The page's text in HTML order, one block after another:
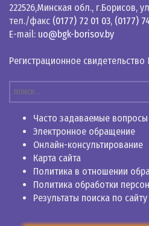
222526,Минская обл., г.Борисов,
тел./факс (0177) 72 01 03, (0177)
E-mail: uo@bgk-borisov.by
Регистрационное свидетельство
Часто задаваемые вопросы
Электронное обращение
Онлайн-консультирование
Карта сайта
Политика в отношении
Политика обработки
Результаты поиска по сайту